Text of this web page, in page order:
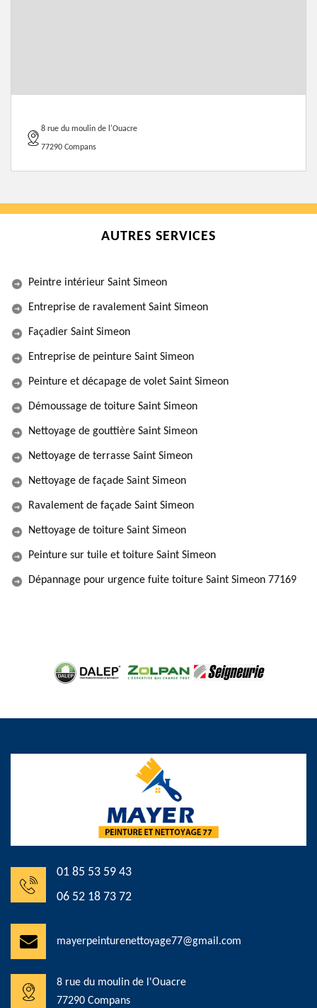
8 rue du moulin de l'Ouacre
77290 Compans
AUTRES SERVICES
Peintre intérieur Saint Simeon
Entreprise de ravalement Saint Simeon
Façadier Saint Simeon
Entreprise de peinture Saint Simeon
Peinture et décapage de volet Saint Simeon
Démoussage de toiture Saint Simeon
Nettoyage de gouttière Saint Simeon
Nettoyage de terrasse Saint Simeon
Nettoyage de façade Saint Simeon
Ravalement de façade Saint Simeon
Nettoyage de toiture Saint Simeon
Peinture sur tuile et toiture Saint Simeon
Dépannage pour urgence fuite toiture Saint Simeon 77169
01 85 53 59 43
06 52 18 73 72
mayerpeinturenettoyage77@gmail.com
8 rue du moulin de l'Ouacre
77290 Compans